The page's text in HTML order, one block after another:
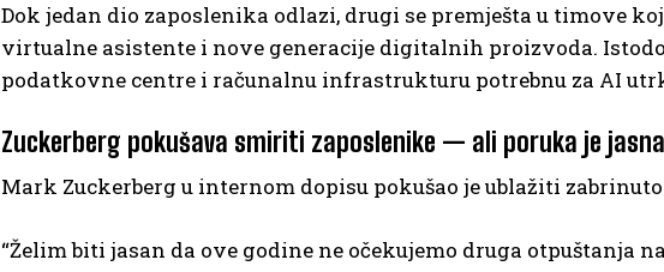
Dok jedan dio zaposlenika odlazi, drugi se premješta u timove
virtualne asistente i nove generacije digitalnih proizvoda.
podatkovne centre i računalnu infrastrukturu potrebnu za AI
Zuckerberg pokušava smiriti zaposlenike — ali poruka je jasna
Mark Zuckerberg u internom dopisu pokušao je ublažiti
“Želim biti jasan da ove godine ne očekujemo druga otpuštanja